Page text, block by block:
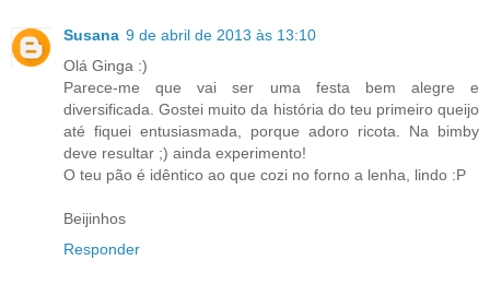
Susana 9 de abril de 2013 às 13:10
Olá Ginga :)
Parece-me que vai ser uma festa bem alegre e
diversificada. Gostei muito da história do teu primeiro queijo
até fiquei entusiasmada, porque adoro ricota. Na bimby
deve resultar ;) ainda experimento!
O teu pão é idêntico ao que cozi no forno a lenha, lindo :P
Beijinhos
Responder